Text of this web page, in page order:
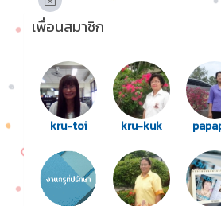
เพื่อนสมาชิก
kru-toi kru-kuk